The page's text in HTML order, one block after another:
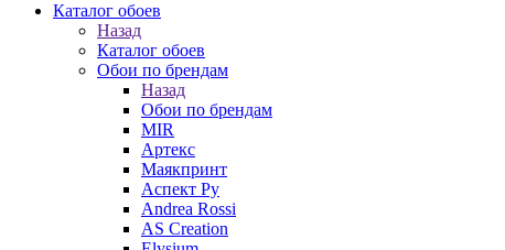
Каталог обоев
Назад
Каталог обоев
Обои по брендам
Назад
Обои по брендам
MIR
Артекс
Маякпринт
Аспект Ру
Andrea Rossi
AS Creation